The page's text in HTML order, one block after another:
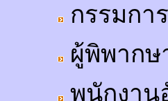
กรรมกา
ผู้พิพากษ
พนักงาน